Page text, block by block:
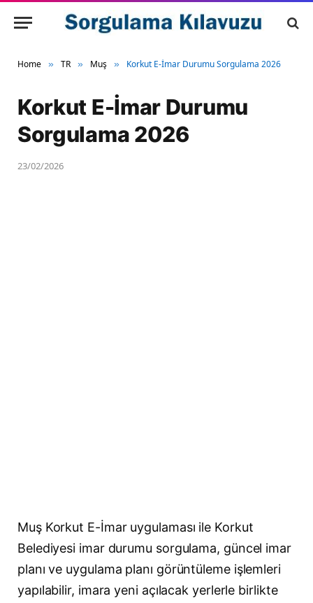
Home » TR » Muş » Korkut E-İmar Durumu Sorgulama 2026
Korkut E-İmar Durumu
Sorgulama 2026
23/02/2026
Muş Korkut E-İmar uygulaması ile Korkut
Belediyesi imar durumu sorgulama, güncel imar
planı ve uygulama planı görüntüleme işlemleri
yapılabilir, imara yeni açılacak yerlerle birlikte